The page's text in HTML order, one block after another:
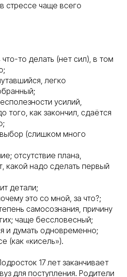
стрессе чаще всего
то делать (нет сил), в том
легко
усилий,
того, как закончил, сдаётся
(слишком много
отсутствие плана,
какой надо сделать первый
детали;
это со мной, за что?;
самосознания, причину
чаще бессловесный;
и думать одновременно;
(как «кисель»).
17 лет заканчивает
для поступления. Родители